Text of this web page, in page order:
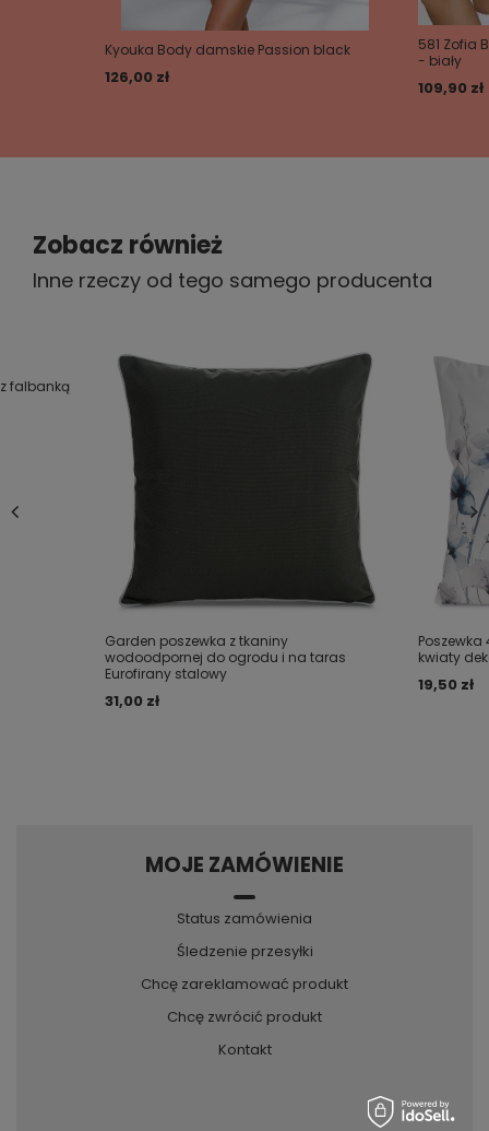
Wyślij opinię
Kyouka Body damskie Passion black
126,00 zł
581 Zofia
- biały
109,90 zł
Zobacz również
Inne rzeczy od tego samego producenta
falbanką
Garden poszewka z tkaniny
wodoodpornej do ogrodu i na taras
Eurofirany stalowy
31,00 zł
Poszewka
kwiaty
19,50 zł
MOJE ZAMÓWIENIE
Status zamówienia
Śledzenie przesyłki
Chcę zareklamować produkt
Chcę zwrócić produkt
Kontakt